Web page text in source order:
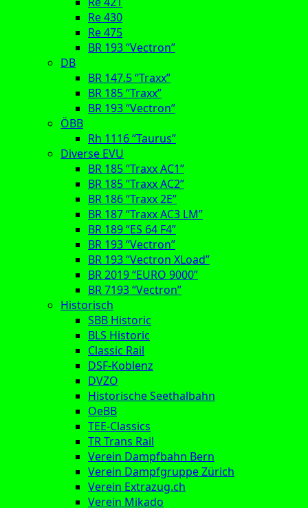
Re 430
Re 475
BR 193 “Vectron”
DB
BR 147.5 “Traxx”
BR 185 “Traxx”
BR 193 “Vectron”
ÖBB
Rh 1116 “Taurus”
Diverse EVU
BR 185 “Traxx AC1”
BR 185 “Traxx AC2”
BR 186 “Traxx 2E”
BR 187 “Traxx AC3 LM”
BR 189 “ES 64 F4”
BR 193 “Vectron”
BR 193 “Vectron XLoad”
BR 2019 “EURO 9000”
BR 7193 “Vectron”
Historisch
SBB Historic
BLS Historic
Classic Rail
DSF-Koblenz
DVZO
Historische Seethalbahn
OeBB
TEE-Classics
TR Trans Rail
Verein Dampfbahn Bern
Verein Dampfgruppe Zürich
Verein Extrazug.ch
Verein Mikado